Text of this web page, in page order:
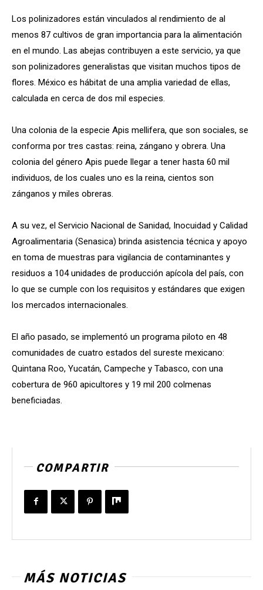
Los polinizadores están vinculados al rendimiento de al
menos 87 cultivos de gran importancia para la alimentación
en el mundo. Las abejas contribuyen a este servicio, ya que
son polinizadores generalistas que visitan muchos tipos de
flores. México es hábitat de una amplia variedad de ellas,
calculada en cerca de dos mil especies.
Una colonia de la especie Apis mellifera, que son sociales, se
conforma por tres castas: reina, zángano y obrera. Una
colonia del género Apis puede llegar a tener hasta 60 mil
individuos, de los cuales uno es la reina, cientos son
zánganos y miles obreras.
A su vez, el Servicio Nacional de Sanidad, Inocuidad y Calidad
Agroalimentaria (Senasica) brinda asistencia técnica y apoyo
en toma de muestras para vigilancia de contaminantes y
residuos a 104 unidades de producción apícola del país, con
lo que se cumple con los requisitos y estándares que exigen
los mercados internacionales.
El año pasado, se implementó un programa piloto en 48
comunidades de cuatro estados del sureste mexicano:
Quintana Roo, Yucatán, Campeche y Tabasco, con una
cobertura de 960 apicultores y 19 mil 200 colmenas
beneficiadas.
COMPARTIR
MÁS NOTICIAS